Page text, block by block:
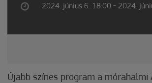
2024. június 6. 18:00 - 2024.
Újabb színes program a mórahalmi